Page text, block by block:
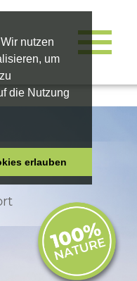
nutzen
um
die Nutzung
erlauben